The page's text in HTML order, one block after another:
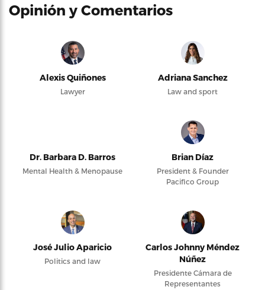
Opinión y Comentarios
Alexis Quiñones
Lawyer
Adriana Sanchez
Law and sport
Dr. Barbara D. Barros
Mental Health & Menopause
Brian Díaz
President & Founder
Pacifico Group
José Julio Aparicio
Politics and law
Carlos Johnny Méndez
Núñez
Presidente Cámara de
Representantes